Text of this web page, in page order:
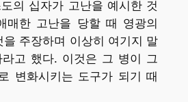
의 십자가 고난을 예시한 것
매한 고난을 당할 때 영광의
주장하며 이상히 여기지 말
고 했다. 이것은 그 병이 그
변화시키는 도구가 되기 때